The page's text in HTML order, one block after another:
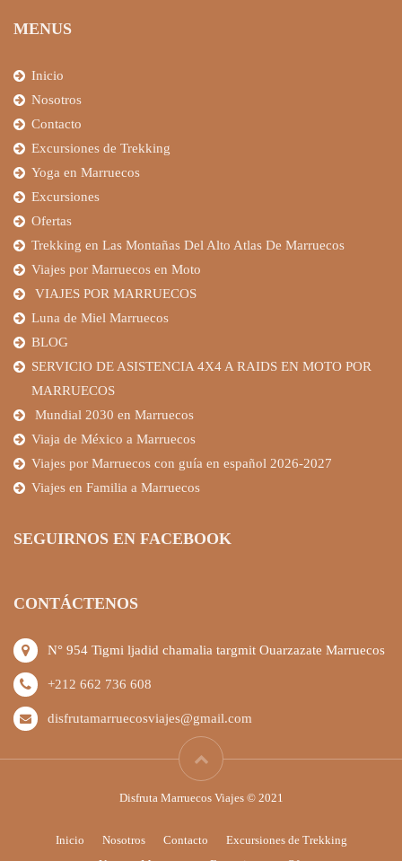
MENUS
Inicio
Nosotros
Contacto
Excursiones de Trekking
Yoga en Marruecos
Excursiones
Ofertas
Trekking en Las Montañas Del Alto Atlas De Marruecos
Viajes por Marruecos en Moto
VIAJES POR MARRUECOS
Luna de Miel Marruecos
BLOG
SERVICIO DE ASISTENCIA 4X4 A RAIDS EN MOTO POR
MARRUECOS
Mundial 2030 en Marruecos
Viaja de México a Marruecos
Viajes por Marruecos con guía en español 2026-2027
Viajes en Familia a Marruecos
SEGUIRNOS EN FACEBOOK
CONTÁCTENOS
N° 954 Tigmi ljadid chamalia targmit Ouarzazate Marruecos
+212 662 736 608
disfrutamarruecosviajes@gmail.com
Disfruta Marruecos Viajes © 2021
Inicio Nosotros Contacto
Excursiones de Trekking